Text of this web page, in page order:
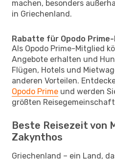
machen, besonders
in Griechenland.
Rabatte für Opodo
Als Opodo Prime-Mitglied
Angebote erhalten und
Flügen, Hotels und
anderen Vorteilen.
Opodo Prime und werden
größten
Beste Reisezeit von
Zakynthos
Griechenland – ein Land,